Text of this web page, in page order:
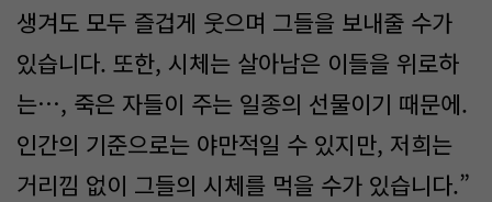
생겨도 모두 즐겁게 웃으며 그들을 보내줄 수가
있습니다. 또한, 시체는 살아남은 이들을 위로하
는…, 죽은 자들이 주는 일종의 선물이기 때문에.
인간의 기준으로는 야만적일 수 있지만, 저희는
거리낌 없이 그들의 시체를 먹을 수가 있습니다.”